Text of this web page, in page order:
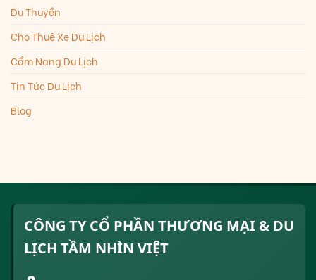
Du Thuyền
Cho Thuê Xe Du Lịch
Cẩm Nang Du Lịch
Tin Tức Du Lịch
Blog
CÔNG TY CỔ PHẦN THƯƠNG MẠI & DU
LỊCH TẦM NHÌN VIỆT